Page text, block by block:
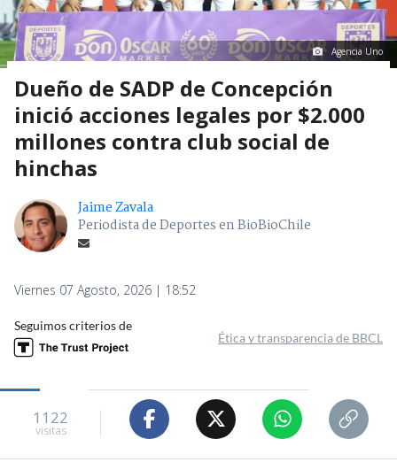
Agencia Uno
Dueño de SADP de Concepción
inició acciones legales por $2.000
millones contra club social de
hinchas
Jaime Zavala
Periodista de Deportes en BioBioChile
Viernes 07 Agosto, 2026 | 18:52
Seguimos criterios de
Ética y transparencia de BBCL
1122
visitas